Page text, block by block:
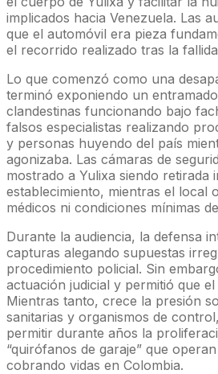
implicados hacia Venezuela. Las
que el automóvil era pieza
el recorrido realizado tras la
Lo que comenzó como una
terminó exponiendo un
clandestinas funcionando bajo
falsos especialistas realizando
y personas huyendo del país
agonizaba. Las cámaras de
mostrado a Yulixa siendo retirada
establecimiento, mientras el local
médicos ni condiciones mínimas
Durante la audiencia, la defensa
capturas alegando supuestas
procedimiento policial. Sin
actuación judicial y permitió que
Mientras tanto, crece la presión
sanitarias y organismos de
permitir durante años la
“quirófanos de garaje” que
cobrando vidas en Colombia.